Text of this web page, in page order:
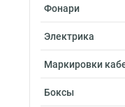
Фонари
Электрика
Маркировки
Боксы